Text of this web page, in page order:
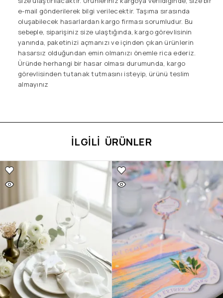
e-mail gönderilerek bilgi verilecektir. Taşıma sırasında
oluşabilecek hasarlardan kargo firması sorumludur. Bu
sebeple, siparişiniz size ulaştığında, kargo görevlisinin
yanında, paketinizi açmanızı ve içinden çıkan ürünlerin
hasarsız olduğundan emin olmanızı önemle rica ederiz.
Üründe herhangi bir hasar olması durumunda, kargo
görevlisinden tutanak tutmasını isteyip, ürünü teslim
almayınız
İLGILI ÜRÜNLER